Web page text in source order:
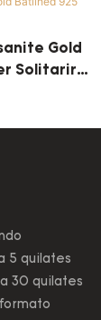
Gold
Solitarire
5 quilates
30 quilates